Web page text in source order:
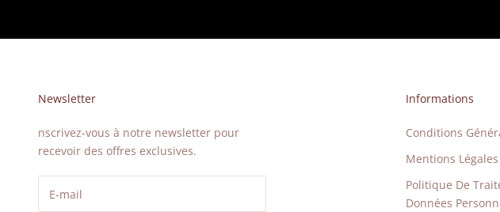
Newsletter
nscrivez-vous à notre newsletter pour
recevoir des offres exclusives.
Informations
Conditions
Mentions Légales
Politique De
Données